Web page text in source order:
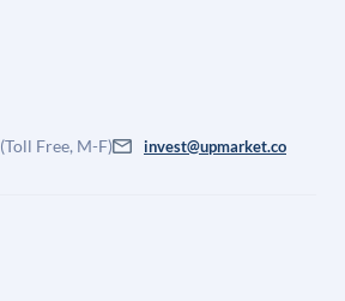
(Toll Free, M-F) invest@upmarket.co